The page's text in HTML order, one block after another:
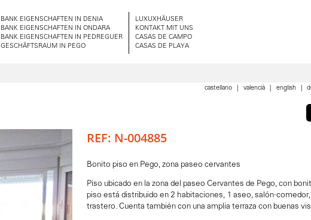
BANK EIGENSCHAFTEN IN DENIA
BANK EIGENSCHAFTEN IN ONDARA
BANK EIGENSCHAFTEN IN PEDREGUER
GESCHÄFTSRAUM IN PEGO
LUXUXHÄUSER
KONTAKT MIT UNS
CASAS DE CAMPO
CASAS DE PLAYA
castellano valencià english
REF: N-004885
Bonito piso en Pego, zona paseo cervantes
Piso ubicado en la zona del paseo Cervantes de Pego, con
piso está distribuido en 2 habitaciones, 1 aseo, salón-
trastero. Cuenta también con una amplia terraza con buenas